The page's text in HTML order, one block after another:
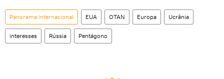
Panorama internacional EUA OTAN Europa Ucrânia
interesses Rússia Pentágono